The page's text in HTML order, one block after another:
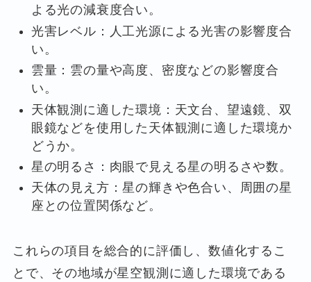
よる光の減衰度合い。
光害レベル：人工光源による光害の影響度合
い。
雲量：雲の量や高度、密度などの影響度合
い。
天体観測に適した環境：天文台、望遠鏡、双
眼鏡などを使用した天体観測に適した環境か
どうか。
星の明るさ：肉眼で見える星の明るさや数。
天体の見え方：星の輝きや色合い、周囲の星
座との位置関係など。
これらの項目を総合的に評価し、数値化するこ
とで、その地域が星空観測に適した環境である